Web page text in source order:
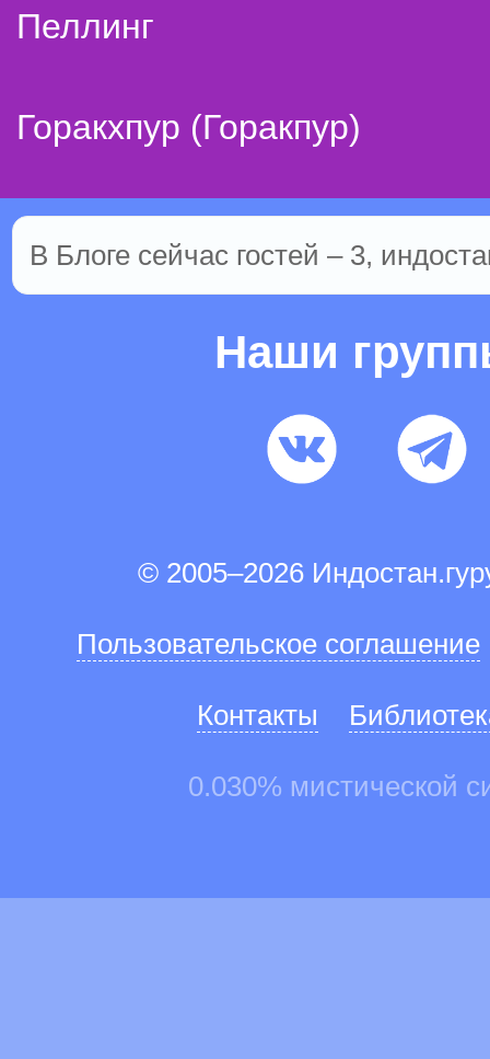
Пеллинг
Горакхпур (Горакпур)
В Блоге сейчас гостей – 3,
Наши
© 2005–2026
Пользовательское соглашение
Контакты
0.030% мистической